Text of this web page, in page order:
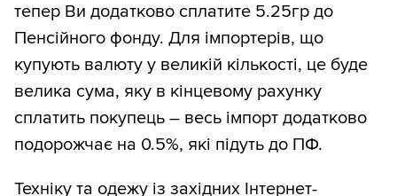
тепер Ви додатково сплатите 5.25гр до
Пенсійного фонду. Для імпортерів, що
купують валюту у великій кількості, це буде
велика сума, яку в кінцевому рахунку
сплатить покупець – весь імпорт додатково
подорожчає на 0.5%, які підуть до ПФ.
Техніку та одежу із західних Інтернет-